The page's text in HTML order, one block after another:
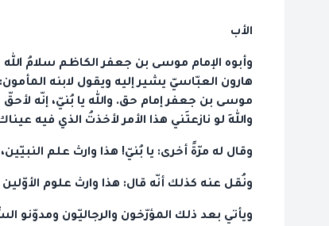
الأب
وأبوه الإمام موسى بن جعفر الكاظم سلامُ
هارون العبّاسيّ يشير إليه ويقول لابنه
موسى بن جعفر إمام حق. والله يا بُنيّ، إنّه
واللهِ لو نازعتَني هذا الأمر لأخذتُ الذي فيه
وقال له مرّةً أخرى: يا بُنيّ! هذا وارث علم
ونُقل عنه كذلك أنّه قال: هذا وارث علوم
ويأتي بعد ذلك المؤرّخون والرجاليّون ومدوّنو